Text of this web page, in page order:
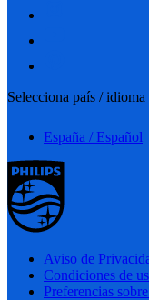
Selecciona país / idioma
España / Español
Aviso de
Condiciones de
Preferencias